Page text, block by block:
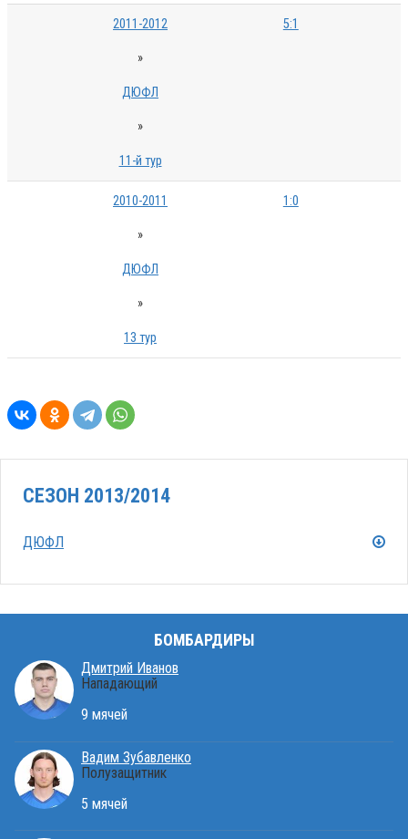
2011-2012
»
ДЮФЛ
»
11-й тур
5:1
2010-2011
»
ДЮФЛ
»
13 тур
1:0
СЕЗОН 2013/2014
ДЮФЛ
БОМБАРДИРЫ
Дмитрий Иванов
Нападающий
9 мячей
Вадим Зубавленко
Полузащитник
5 мячей